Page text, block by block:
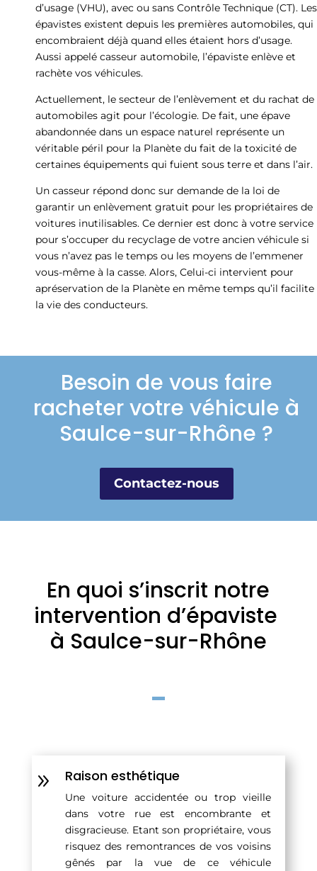
d’usage (VHU), avec ou sans Contrôle Technique (CT). Les
épavistes existent depuis les premières automobiles, qui
encombraient déjà quand elles étaient hors d’usage.
Aussi appelé casseur automobile, l’épaviste enlève et
rachète vos véhicules.
Actuellement, le secteur de l’enlèvement et du rachat de
automobiles agit pour l’écologie. De fait, une épave
abandonnée dans un espace naturel représente un
véritable péril pour la Planète du fait de la toxicité de
certaines équipements qui fuient sous terre et dans l’air.
Un casseur répond donc sur demande de la loi de
garantir un enlèvement gratuit pour les propriétaires de
voitures inutilisables. Ce dernier est donc à votre service
pour s’occuper du recyclage de votre ancien véhicule si
vous n’avez pas le temps ou les moyens de l’emmener
vous-même à la casse. Alors, Celui-ci intervient pour
apréservation de la Planète en même temps qu’il facilite
la vie des conducteurs.
Besoin de vous faire
racheter votre véhicule à
Saulce-sur-Rhône ?
Contactez-nous
En quoi s’inscrit notre
intervention d’épaviste
à Saulce-sur-Rhône
9 Raison esthétique
Une voiture accidentée ou trop vieille
dans votre rue est encombrante et
disgracieuse. Etant son propriétaire, vous
risquez des remontrances de vos voisins
gênés par la vue de ce véhicule